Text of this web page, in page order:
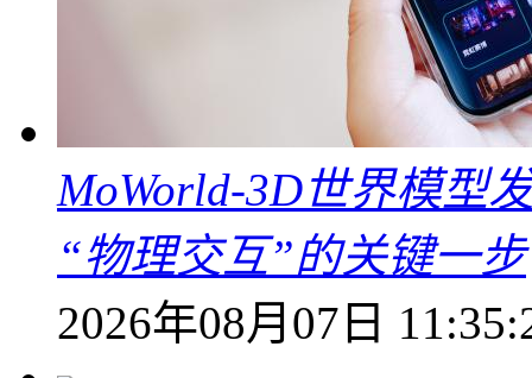
MoWorld-3D世界模型
“物理交互”的关键一步
2026年08月07日